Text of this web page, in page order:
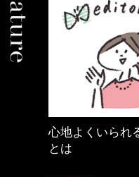
【ワーママのき
ュアル通勤】